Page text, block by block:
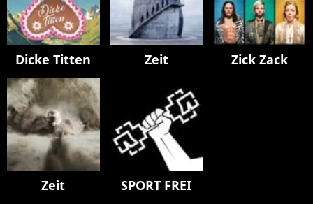
Dicke Titten Zeit Zick Zack
Zeit SPORT FREI